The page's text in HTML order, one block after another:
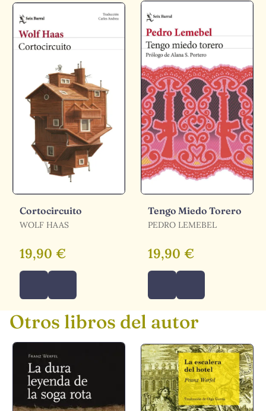
Cortocircuito
WOLF HAAS
19,90 €
Tengo Miedo Torero
PEDRO LEMEBEL
19,90 €
Otros libros del autor